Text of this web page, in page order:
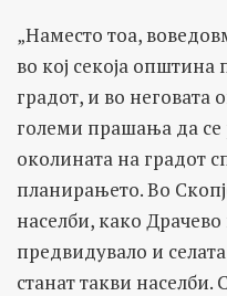
„Наместо тоа,
во кој секоја
градот, и во неговата
големи прашања да се
околината на градот
планирањето. Во
населби, како
предвидувало и
станат такви